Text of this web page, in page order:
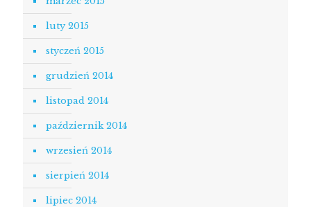
luty 2015
styczeń 2015
grudzień 2014
listopad 2014
październik 2014
wrzesień 2014
sierpień 2014
lipiec 2014